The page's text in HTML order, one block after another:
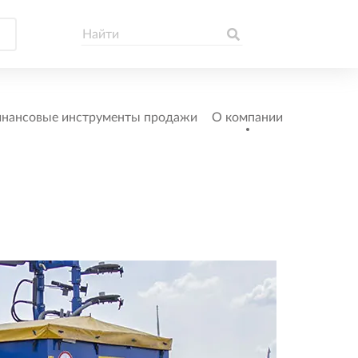
инструменты продажи О компании